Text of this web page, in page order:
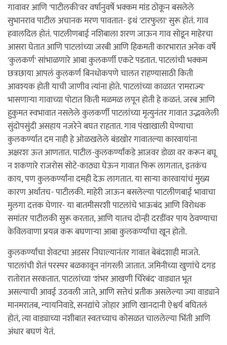
गावावर आणि 'पाटीलकी'वर वर्षानुवर्षे भक्कम मांड ठोकून बसलेले
सुभानराव पाटील अचानक मरण पावतात- इथं 'टारफुला' सुरू होतं. गाव
हवालदिल होतं. पाटलीणबाई नशिबाला शरण जाऊन गाव सोडून माहेरचा
आसरा घेतात आणि पाटलांच्या जरबी आणि हिकमती कारभारात अनेक वर्षे
'कुलकर्ण' सांभाळणारे आबा कुलकर्णी एकटे पडतात. पाटलांची भक्कम
छत्रछाया आपलं कुलकर्ण बिनधोकपणे चालत राहण्यासाठी किती
आवश्यक होती याची जाणीव त्यांना होते. पाटलांच्या काळात 'रामराज्य'
भासणार्‍या गावाच्या पोटात किती मळमळ लपून होती हे कळतं. जरब आणि
हुकुमत स्वभावात नसलेले कुलकर्णी पाटलांच्या मृत्युनंतर गावात उद्भवलेली
सुंदोपसुंदी असहाय नजरेने बघत राहतात. गाव पंखाखाली घेण्याचा
कुलकर्ण्यात दम नाही हे ओळखलेले बंडखोर गावातल्या कारवायांना
अक्षरशः ऊत आणतात. पाटील-कुलकर्ण्यांकडे आजवर डोळा वर करून बघू
न शकणारे राजरोस सोटे-काठ्या घेऊन गावात फिरू लागतात, इतकंच
काय, पण कुलकर्ण्यांना दमही देऊ लागतात. या सार्‍या कारवायांचं मुख्य
कारण अर्थातच- पाटीलकी. माहेरी जाऊन बसलेल्या पाटलीणबाई भावाचा
मुलगा दत्तक घेणार- या बातमीसरशी पाटलांचे भाऊबंद आणि विरोधक
समांतर पाटीलकी सुरू करतात, आणि यातच दोन्ही दरडींवर पाय ठेवण्याचा
केविलवाणा प्रयत्न करू बघणार्‍या आबा कुलकर्ण्यांचा खून होतो.
कुलकर्ण्यांचा शेवटचा अडसर निघाल्यानंतर गावात बेबंदशाही माजते.
पाटलांची शेतं परस्पर बळकावून नांगरली जातात. जमिनीच्या खुणांचे दगड
रातोरात सरकतात. पाटलांच्या 'शंभर आखणी चिरेबंद' वाड्यात भूत
असल्याची आवई उठवली जाते, आणि सत्तेचं प्रतीक असलेल्या ज्या वाड्याने
मानमरातब, न्यायनिवाडे, सनद्यांचे जोहार आणि खानदानी ऐश्वर्य बघितलं
होतं, त्या वाड्याच्या नशीबात स्वतःच्याच कोसळत चाललेल्या भिंती आणि
अंधार बघणं येतं.